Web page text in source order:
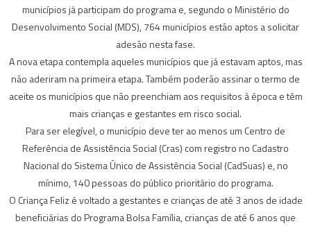
municípios já participam do programa e, segundo o Ministério do
Desenvolvimento Social (MDS), 764 municípios estão aptos a solicitar
adesão nesta fase.
A nova etapa contempla aqueles municípios que já estavam aptos, mas
não aderiram na primeira etapa. Também poderão assinar o termo de
aceite os municípios que não preenchiam aos requisitos à época e têm
mais crianças e gestantes em risco social.
Para ser elegível, o município deve ter ao menos um Centro de
Referência de Assistência Social (Cras) com registro no Cadastro
Nacional do Sistema Único de Assistência Social (CadSuas) e, no
mínimo, 140 pessoas do público prioritário do programa.
O Criança Feliz é voltado a gestantes e crianças de até 3 anos de idade
beneficiárias do Programa Bolsa Família, crianças de até 6 anos que